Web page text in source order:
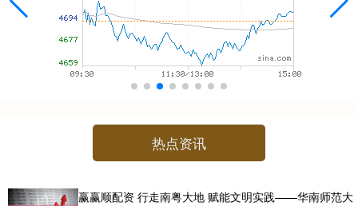
热点资讯
赢赢顺配资 行走南粤大地 赋能文明实践——华南师范大